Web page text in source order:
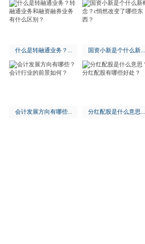
什么是转融通业务？... 国资小新是个什么新...
会计发展方向有哪些... 分红配股是什么意思...